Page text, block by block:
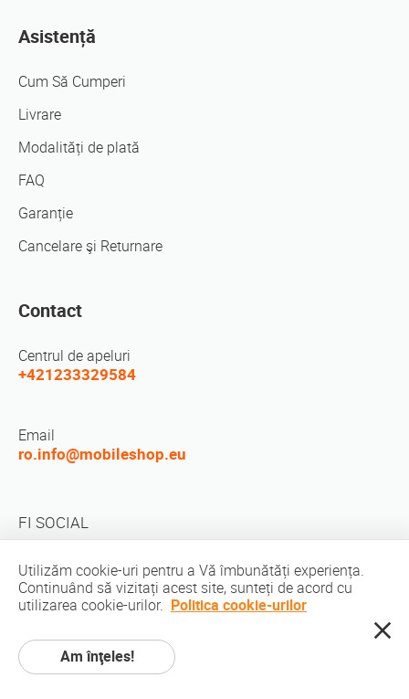
Asistență
Cum Să Cumperi
Livrare
Modalități de plată
FAQ
Garanție
Cancelare şi Returnare
Contact
Centrul de apeluri
+421233329584
Email
ro.info@mobileshop.eu
FI SOCIAL
Drepturi de autor © 2010-2026 MobileShop.eu. Toate drepturile rezervate.
Toate imaginile produselor de pe site sunt proprietatea Mobileshop.eu | Web
Utilizăm cookie-uri pentru a Vă îmbunătăți experiența.
Continuând să vizitați acest site, sunteți de acord cu
utilizarea cookie-urilor. Politica cookie-urilor
Am înţeles!